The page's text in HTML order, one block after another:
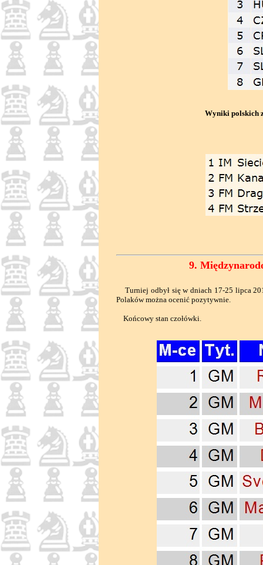
Wyniki polskich
9.
Turniej odbył się w dniach 17-25 lipca
Polaków można ocenić pozytywnie.
Końcowy stan czołówki.